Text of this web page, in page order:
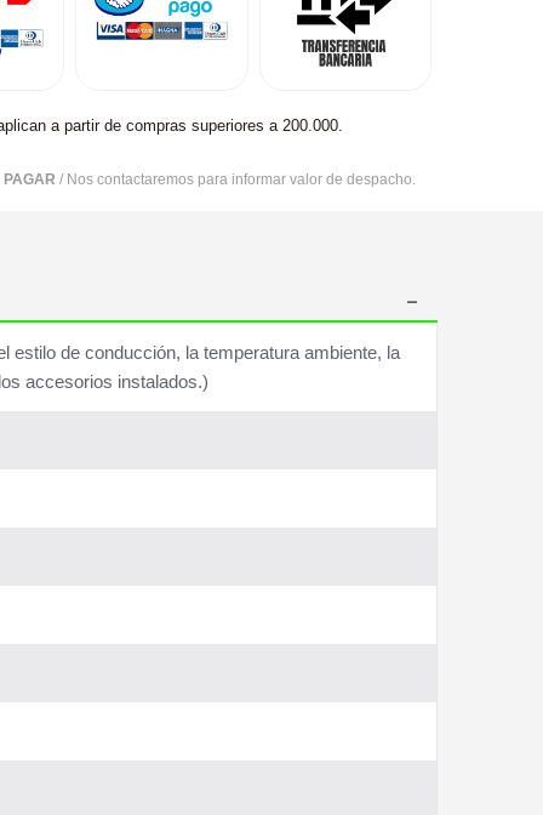
a partir de compras superiores a 200.000.
PAGAR / Nos contactaremos para informar valor de despacho.
de conducción, la temperatura ambiente, la
accesorios instalados.)